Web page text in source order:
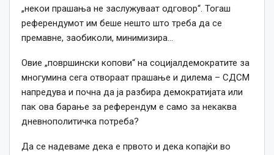
„некои прашања не заслужуваат одговор“. Тогаш
референдумот им беше нешто што треба да се
премавне, заобиколи, минимизира…
Овие „површински копови“ на социјалдемократите за
многумина сега отвораат прашање и дилема – СДСМ
напредува и почна да ја разбира демократијата или
пак ова барање за референдум е само за некаква
дневнополитичка потреба?
Да се надеваме дека е првото и дека копајќи во